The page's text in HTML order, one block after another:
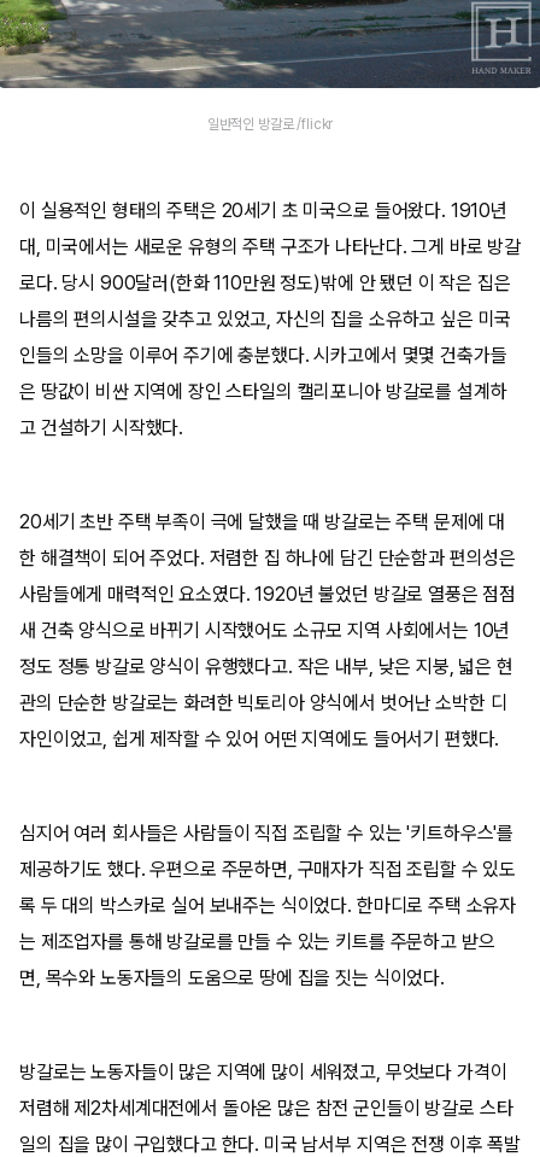
일반적인 방갈로 /flickr
이 실용적인 형태의 주택은 20세기 초 미국으로 들어왔다. 1910년
대, 미국에서는 새로운 유형의 주택 구조가 나타난다. 그게 바로 방갈
로다. 당시 900달러(한화 110만원 정도)밖에 안 됐던 이 작은 집은
나름의 편의시설을 갖추고 있었고, 자신의 집을 소유하고 싶은 미국
인들의 소망을 이루어 주기에 충분했다. 시카고에서 몇몇 건축가들
은 땅값이 비싼 지역에 장인 스타일의 캘리포니아 방갈로를 설계하
고 건설하기 시작했다.
20세기 초반 주택 부족이 극에 달했을 때 방갈로는 주택 문제에 대
한 해결책이 되어 주었다. 저렴한 집 하나에 담긴 단순함과 편의성은
사람들에게 매력적인 요소였다. 1920년 불었던 방갈로 열풍은 점점
새 건축 양식으로 바뀌기 시작했어도 소규모 지역 사회에서는 10년
정도 정통 방갈로 양식이 유행했다고. 작은 내부, 낮은 지붕, 넓은 현
관의 단순한 방갈로는 화려한 빅토리아 양식에서 벗어난 소박한 디
자인이었고, 쉽게 제작할 수 있어 어떤 지역에도 들어서기 편했다.
심지어 여러 회사들은 사람들이 직접 조립할 수 있는 '키트하우스'를
제공하기도 했다. 우편으로 주문하면, 구매자가 직접 조립할 수 있도
록 두 대의 박스카로 실어 보내주는 식이었다. 한마디로 주택 소유자
는 제조업자를 통해 방갈로를 만들 수 있는 키트를 주문하고 받으
면, 목수와 노동자들의 도움으로 땅에 집을 짓는 식이었다.
방갈로는 노동자들이 많은 지역에 많이 세워졌고, 무엇보다 가격이
저렴해 제2차세계대전에서 돌아온 많은 참전 군인들이 방갈로 스타
일의 집을 많이 구입했다고 한다. 미국 남서부 지역은 전쟁 이후 폭발